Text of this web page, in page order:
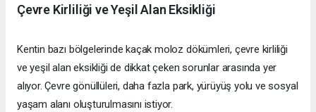
Çevre Kirliliği ve Yeşil Alan Eksikliği
Kentin bazı bölgelerinde kaçak moloz dökümleri, çevre kirliliği
ve yeşil alan eksikliği de dikkat çeken sorunlar arasında yer
alıyor. Çevre gönüllüleri, daha fazla park, yürüyüş yolu ve sosyal
yaşam alanı oluşturulmasını istiyor.